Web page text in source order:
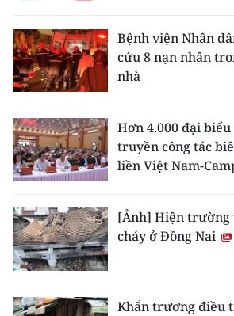
Bệnh viện Nhân
cứu 8 nạn nhân
nhà
Hơn 4.000 đại
truyền công tác
liền Việt Nam-
[Ảnh] Hiện trường
cháy ở Đồng Nai
Khẩn trương điều